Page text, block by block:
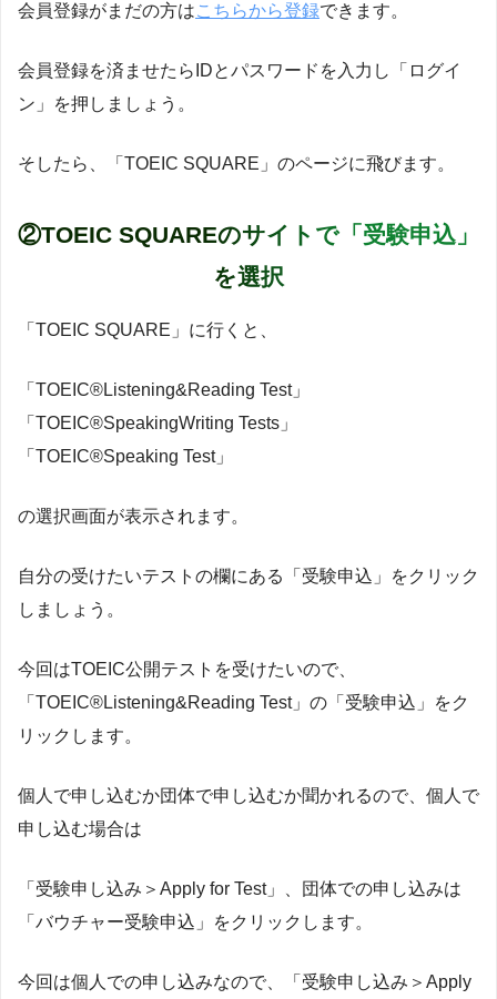
会員登録がまだの方はこちらから登録できます。
会員登録を済ませたらIDとパスワードを入力し「ログイ
ン」を押しましょう。
そしたら、「TOEIC SQUARE」のページに飛びます。
②TOEIC SQUAREのサイトで「受験申込」
を選択
「TOEIC SQUARE」に行くと、
「TOEIC®︎Listening&Reading Test」
「TOEIC®︎SpeakingWriting Tests」
「TOEIC®︎Speaking Test」
の選択画面が表示されます。
自分の受けたいテストの欄にある「受験申込」をクリック
しましょう。
今回はTOEIC公開テストを受けたいので、
「TOEIC®︎Listening&Reading Test」の「受験申込」をク
リックします。
個人で申し込むか団体で申し込むか聞かれるので、個人で
申し込む場合は
「受験申し込み＞Apply for Test」、団体での申し込みは
「バウチャー受験申込」をクリックします。
今回は個人での申し込みなので、「受験申し込み＞Apply